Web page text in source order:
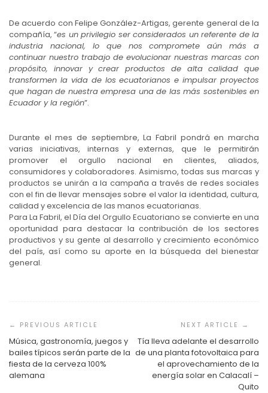
De acuerdo con Felipe González-Artigas, gerente general de la
compañía, “es un privilegio ser considerados un referente de la
industria nacional, lo que nos compromete aún más a
continuar nuestro trabajo de evolucionar nuestras marcas con
propósito, innovar y crear productos de alta calidad que
transformen la vida de los ecuatorianos e impulsar proyectos
que hagan de nuestra empresa una de las más sostenibles en
Ecuador y la región”.
Durante el mes de septiembre, La Fabril pondrá en marcha
varias iniciativas, internas y externas, que le permitirán
promover el orgullo nacional en clientes, aliados,
consumidores y colaboradores. Asimismo, todas sus marcas y
productos se unirán a la campaña a través de redes sociales
con el fin de llevar mensajes sobre el valor la identidad, cultura,
calidad y excelencia de las manos ecuatorianas.
Para La Fabril, el Día del Orgullo Ecuatoriano se convierte en una
oportunidad para destacar la contribución de los sectores
productivos y su gente al desarrollo y crecimiento económico
del país, así como su aporte en la búsqueda del bienestar
general.
de
entradas
Música, gastronomía, juegos y
bailes típicos serán parte de la
fiesta de la cerveza 100%
alemana
Tía lleva adelante el desarrollo
de una planta fotovoltaica para
el aprovechamiento de la
energía solar en Calacalí –
Quito